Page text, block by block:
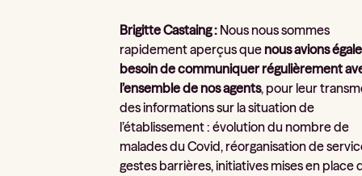
Brigitte Castaing : Nous nous sommes
rapidement aperçus que nous avions
besoin de communiquer régulièrement
l’ensemble de nos agents, pour leur
des informations sur la situation de
l’établissement : évolution du nombre de
malades du Covid, réorganisation de
gestes barrières, initiatives mises en place